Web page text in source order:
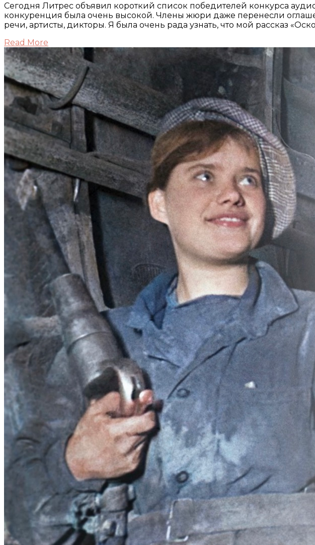
Сегодня Литрес объявил короткий список победителей конкурса
конкуренция была очень высокой. Члены жюри даже перенесли
речи, артисты, дикторы. Я была очень рада узнать, что мой рассказ
Read More